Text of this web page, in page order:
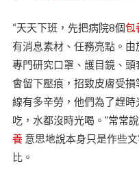
“天天下班，先把病院8個包
有消息素材、任務亮點。
專門研究口罩、護目鏡、
會留下壓痕，招致皮膚受
線有多辛勞，他們為了趕時
吃，水都沒時光喝。”常常
養意思地說本身只是作些
比。